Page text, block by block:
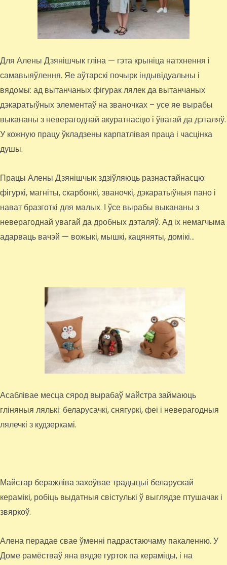
Для Алены Дзянішчык гліна — гэта крыніца натхнення і
самавыяўлення. Яе аўтарскі почырк індывідуальны і
вядомы: ад вытанчаных фігурак лялек да вытанчаных
дэкаратыўных элементаў на званочках – усе яе вырабы
выкананы з неверагоднай акуратнасцю і ўвагай да дэталяў.
У кожную працу ўкладзены карпатлівая праца і часцінка
душы.
Працы Алены Дзянішчык здзіўляюць разнастайнасцю:
фігуркі, магніты, скарбонкі, званочкі, дэкаратыўныя пано і
нават бразготкі для малых. І ўсе вырабы выкананы з
неверагоднай увагай да дробных дэталяў. Ад іх немагчыма
адарваць вачэй — вожыкі, мышкі, кацяняты, домікі…
Асаблівае месца сярод вырабаў майстра займаюць
гліняныя лялькі: беларусачкі, снягуркі, феі і неверагодныя
лялечкі з кудзеркамі.
Майстар беражліва захоўвае традыцыі беларускай
керамікі, робіць выдатныя свістулькі ў выглядзе птушачак і
звяркоў.
Алена перадае свае ўменні падрастаючаму пакаленню. У
Доме рамёстваў яна вядзе гурток па кераміцы, і на